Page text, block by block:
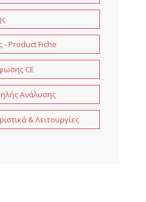
- Product Fiche
CE
Ανάλυσης
& Λειτουργίες